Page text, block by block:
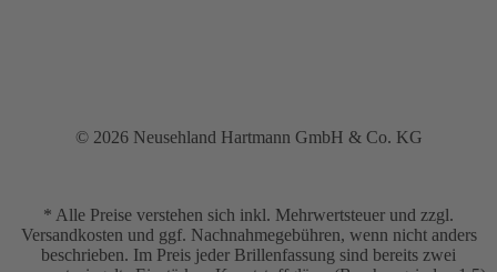
© 2026 Neusehland Hartmann GmbH & Co. KG
* Alle Preise verstehen sich inkl. Mehrwertsteuer und zzgl.
Versandkosten und ggf. Nachnahmegebühren, wenn nicht anders
beschrieben. Im Preis jeder Brillenfassung sind bereits zwei